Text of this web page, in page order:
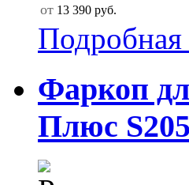
от 13 390 руб.
Фаркоп
Плюс